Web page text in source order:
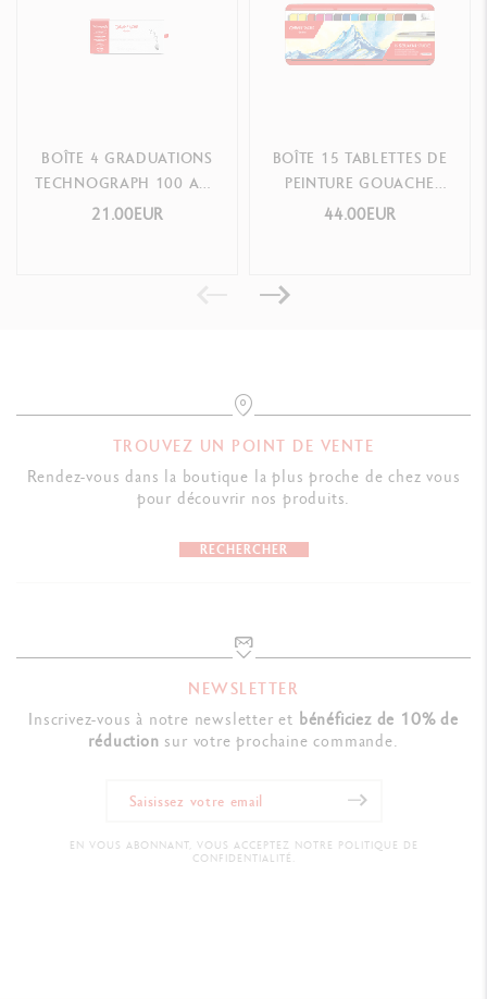
BOÎTE 4 GRADUATIONS
TECHNOGRAPH 100 ANS
ÉDITION LIMITÉE
21.00EUR
BOÎTE 15 TABLETTES DE
PEINTURE GOUACHE
STUDIO
44.00EUR
TROUVEZ UN POINT DE VENTE
Rendez-vous dans la boutique la plus proche de chez vous
pour découvrir nos produits.
RECHERCHER
NEWSLETTER
Inscrivez-vous à notre newsletter et bénéficiez de 10% de
réduction sur votre prochaine commande.
EN VOUS ABONNANT, VOUS ACCEPTEZ NOTRE POLITIQUE DE
CONFIDENTIALITÉ.